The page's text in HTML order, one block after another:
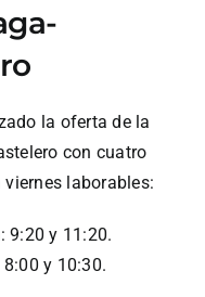
la oferta de la
con cuatro
laborables:
9:20 y 11:20.
y 10:30.